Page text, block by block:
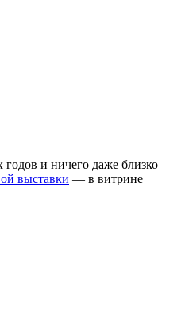
и ничего даже близко
выставки — в витрине